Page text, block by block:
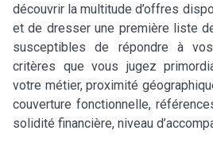
découvrir la multitude d’offres
et de dresser une première liste
susceptibles de répondre à
critères que vous jugez
votre métier, proximité
couverture fonctionnelle,
solidité financière, niveau